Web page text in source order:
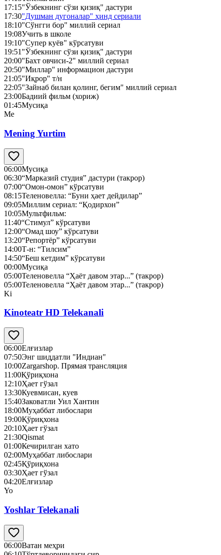
17:15"Ўзбекнинг сўзи қизиқ" дастури
17:30"Душман дугоналар" ҳинд сериали
18:10"Сўнгги бор" миллий сериал
19:08Учить в школе
19:10"Супер куёв" кўрсатуви
19:51 "Ўзбекнинг сўзи қизиқ" дастури
20:00"Бахт овчиси-2" миллий сериал
20:50"Миллар" информацион дастури
21:05"Иқрор" т/н
22:05"Зайнаб билан қолинг, бегим" миллий сериал
23:00Бадиий фильм (хориж)
01:45Мусиқа
Me
Mening Yurtim
06:00Мусиқа
06:30“Марказий студия” дастури (такрор)
07:00“Омон-омон” кўрсатуви
08:15Теленовелла: “Буни ҳает дейдилар”
09:05Миллим сериал: “Қодирхон”
10:05Мультфильм:
11:40“Стимул” кўрсатуви
12:00“Омад шоу” кўрсатуви
13:20“Репортёр” кўрсатуви
14:00Т-н: “Тилсим”
14:50“Беш кетдим” кўрсатуви
00:00Мусиқа
05:00Теленовелла “Ҳаёт давом этар...” (такрор)
05:00Теленовелла “Ҳаёт давом этар...” (такрор)
Ki
Kinoteatr HD Telekanali
06:00Елғизлар
07:50Энг шиддатли "Индиан"
10:00Zargarshop. Прямая трансляция
11:00Қўриқхона
12:10Ҳает гўзал
13:30Куевмисан, куев
15:40Заковатли Уил Хантин
18:00Муҳаббат либослари
19:00Қўриқхона
20:10Ҳает гўзал
21:30Qismat
01:00Кечирилган хато
02:00Муҳаббат либослари
02:45Қўриқхона
03:30Ҳает гўзал
04:20Елғизлар
Yo
Yoshlar Telekanali
06:00Ватан меҳри